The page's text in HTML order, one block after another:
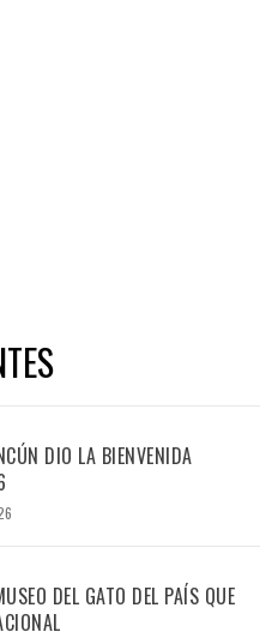
DIO LA BIENVENIDA
DEL GATO DEL PAÍS QUE